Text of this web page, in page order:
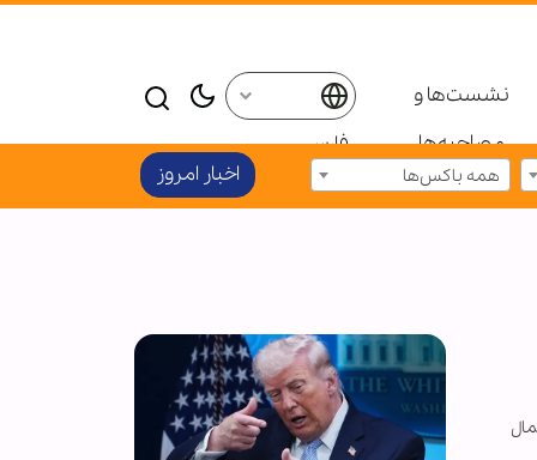
نشست‌ها و
مصاحبه‌ها
فارسی
همه باکس‌ها اخبار امروز